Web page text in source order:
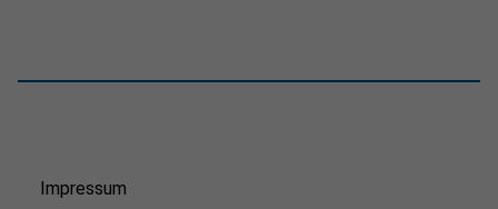
Impressum